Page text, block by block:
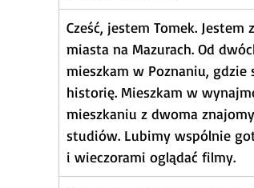
Cześć, jestem Tomek. Jestem
miasta na Mazurach. Od
mieszkam w Poznaniu, gdzie
historię. Mieszkam w
mieszkaniu z dwoma
studiów. Lubimy wspólnie
i wieczorami oglądać filmy.